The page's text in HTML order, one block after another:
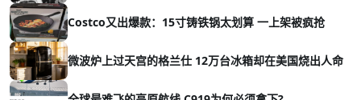
Costco又出爆款：15寸铸铁锅太划算 一上架被疯抢
微波炉上过天宫的格兰仕 12万台冰箱却在美国烧出人命